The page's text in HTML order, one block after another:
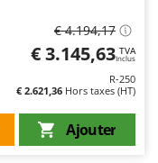
€ 4.194,17
€ 3.145,63 TVA
Inclus
R-250
€ 2.621,36 Hors taxes (HT)
Ajouter